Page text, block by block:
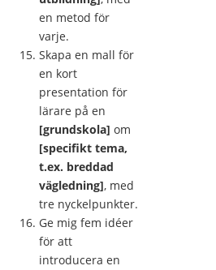
en metod för
varje.
Skapa en mall för
en kort
presentation för
lärare på en
[grundskola] om
[specifikt tema,
t.ex. breddad
vägledning], med
tre nyckelpunkter.
Ge mig fem idéer
för att
introducera en